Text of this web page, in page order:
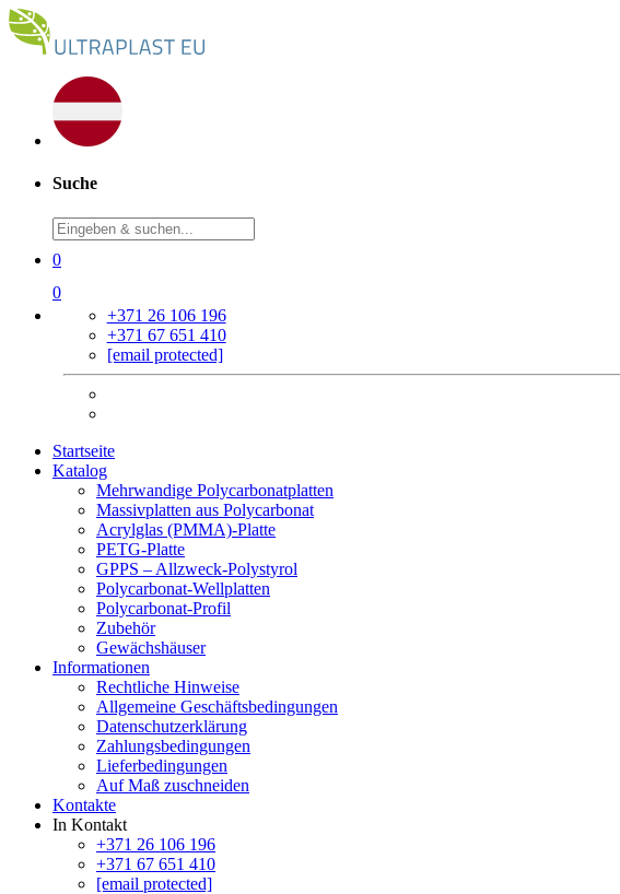
Suche
0
0
+371 26 106 196
+371 67 651 410
[email protected]
Startseite
Katalog
Mehrwandige Polycarbonatplatten
Massivplatten aus Polycarbonat
Acrylglas (PMMA)-Platte
PETG-Platte
GPPS – Allzweck-Polystyrol
Polycarbonat-Wellplatten
Polycarbonat-Profil
Zubehör
Gewächshäuser
Informationen
Rechtliche Hinweise
Allgemeine Geschäftsbedingungen
Datenschutzerklärung
Zahlungsbedingungen
Lieferbedingungen
Auf Maß zuschneiden
Kontakte
In Kontakt
+371 26 106 196
+371 67 651 410
[email protected]